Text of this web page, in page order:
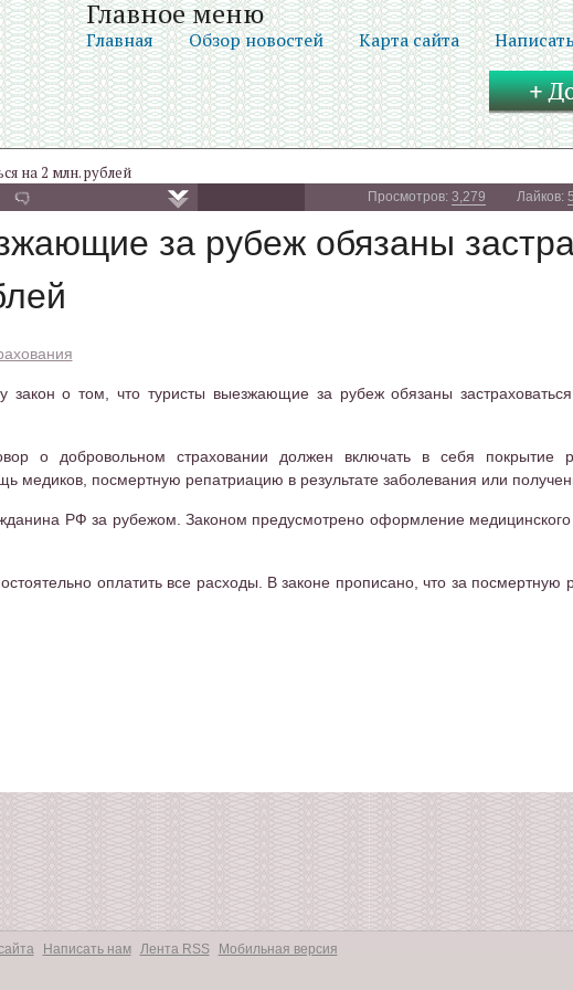
Главное меню
Главная Обзор новостей Карта сайта
на 2 млн. рублей
Лайков:
Просмотров: 3,279
за рубеж обязаны
закон о том, что туристы выезжающие за рубеж обязаны
о добровольном страховании должен включать в себя покрытие
медиков, посмертную репатриацию в результате заболевания или
РФ за рубежом. Законом предусмотрено оформление
оплатить все расходы. В законе прописано, что за посмертную
Написать нам Лента RSS Мобильная версия